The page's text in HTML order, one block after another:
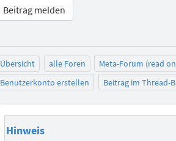
Beitrag melden
Übersicht alle Foren
Meta-Forum (read
Benutzerkonto erstellen
Beitrag im Thread-
Hinweis